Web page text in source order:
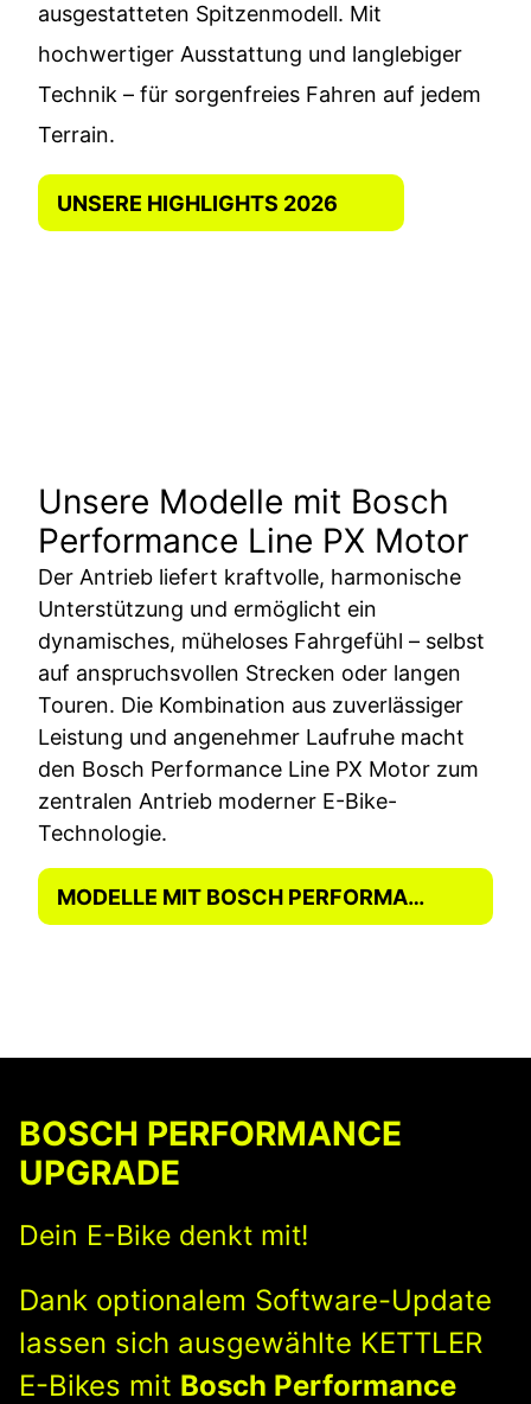
ausgestatteten Spitzenmodell. Mit
hochwertiger Ausstattung und langlebiger
Technik – für sorgenfreies Fahren auf jedem
Terrain.
UNSERE HIGHLIGHTS 2026
Unsere Modelle mit Bosch
Performance Line PX Motor
Der Antrieb liefert kraftvolle, harmonische
Unterstützung und ermöglicht ein
dynamisches, müheloses Fahrgefühl – selbst
auf anspruchsvollen Strecken oder langen
Touren. Die Kombination aus zuverlässiger
Leistung und angenehmer Laufruhe macht
den Bosch Performance Line PX Motor zum
zentralen Antrieb moderner E-Bike-
Technologie.
MODELLE MIT BOSCH PERFORMANCE LINE PX MOTOR
BOSCH PERFORMANCE
UPGRADE
Dein E-Bike denkt mit!
Dank optionalem Software-Update
lassen sich ausgewählte KETTLER
E-Bikes mit Bosch Performance